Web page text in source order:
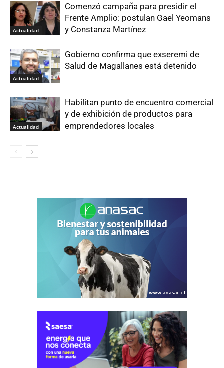
Actualidad
Comenzó campaña para presidir el
Frente Amplio: postulan Gael Yeomans
y Constanza Martínez
Actualidad
Gobierno confirma que exseremi de
Salud de Magallanes está detenido
Actualidad
Habilitan punto de encuentro comercial
y de exhibición de productos para
emprendedores locales